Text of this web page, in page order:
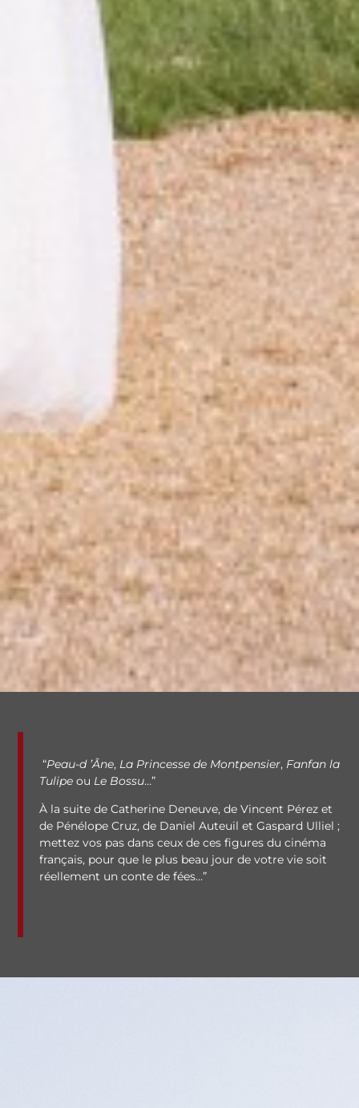
“Peau-d ’Âne, La Princesse de Montpensier, Fanfan la
Tulipe ou Le Bossu…”
À la suite de Catherine Deneuve, de Vincent Pérez et
de Pénélope Cruz, de Daniel Auteuil et Gaspard Ulliel ;
mettez vos pas dans ceux de ces figures du cinéma
français, pour que le plus beau jour de votre vie soit
réellement un conte de fées…”